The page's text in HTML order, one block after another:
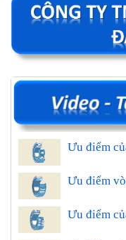
Ưu điểm
Ưu điểm
Ưu điểm